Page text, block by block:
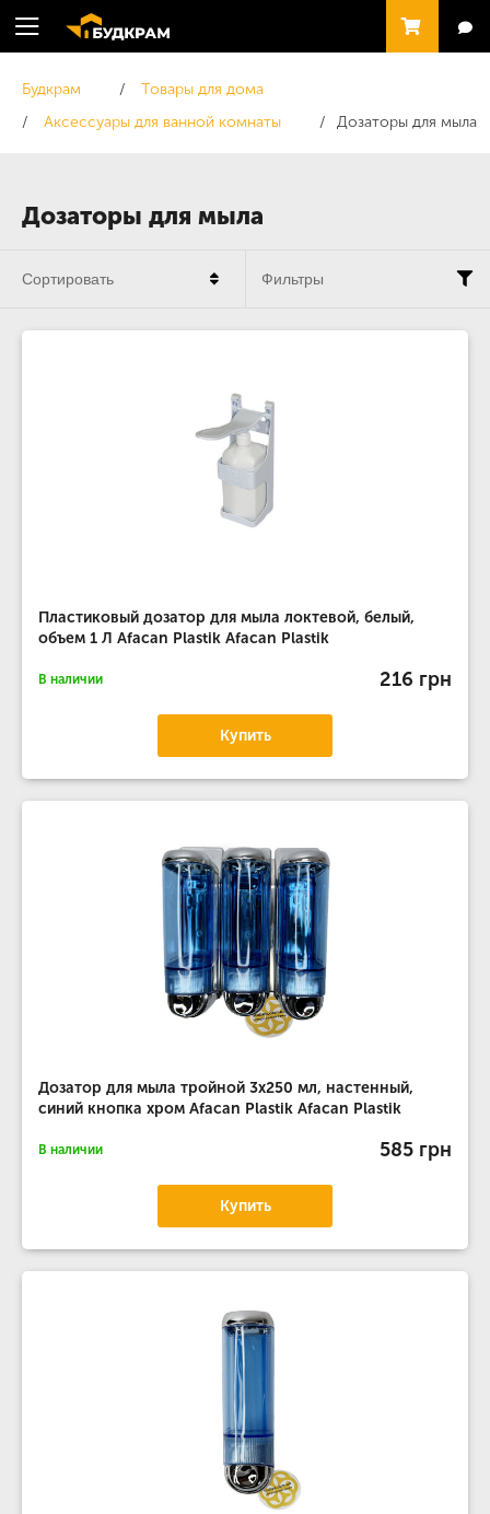
Дозаторы для мыла
Будкрам
Товары для дома
Аксессуары для ванной комнаты
Дозаторы для мыла
Пластиковый дозатор для мыла локтевой, белый,
объем 1 Л Afacan Plastik Afacan Plastik
В наличии 216 грн
Купить
Дозатор для мыла тройной 3х250 мл, настенный,
синий кнопка хром Afacan Plastik Afacan Plastik
В наличии 585 грн
Купить
Сортировать Фильтры